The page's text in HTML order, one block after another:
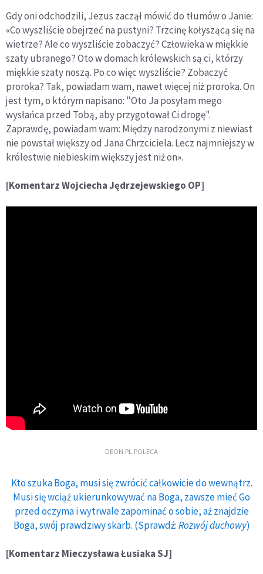
Gdy oni odchodzili, Jezus zaczął mówić do tłumów o Janie:
«Co wyszliście obejrzeć na pustyni? Trzcinę kołyszącą się na
wietrze? Ale co wyszliście zobaczyć? Człowieka w miękkie
szaty ubranego? Oto w domach królewskich są ci, którzy
miękkie szaty noszą. Po co więc wyszliście? Zobaczyć
proroka? Tak, powiadam wam, nawet więcej niż proroka. On
jest tym, o którym napisano: "Oto Ja posyłam mego
wysłańca przed Tobą, aby przygotował Ci drogę".
Zaprawdę, powiadam wam: Między narodzonymi z niewiast
nie powstał większy od Jana Chrzciciela. Lecz najmniejszy w
królestwie niebieskim większy jest niż on».
[Komentarz Wojciecha Jędrzejewskiego OP]
DEON.PL POLECA
Kto szuka Boga, musi się zwrócić całkowicie do wewnątrz.
Musi się wciąż ukierunkowywać na Boga, zawsze mieć Go
przed oczyma i wytrwale zapominać o sobie, aż znajdzie
Boga, swój prawdziwy skarb. (Sprawdź:Rozwój duchowy)
[Komentarz Mieczysława Łusiaka SJ]